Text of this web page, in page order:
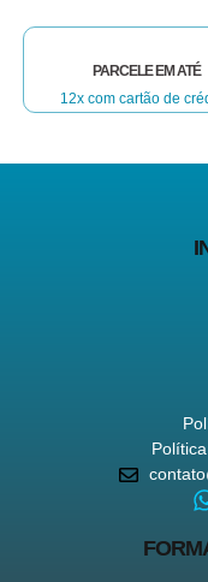
PARCELE EM ATÉ
12x com cartão de